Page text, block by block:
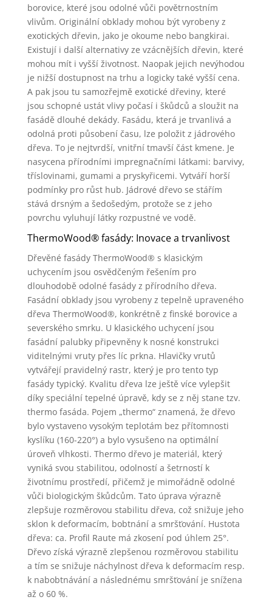
borovice, které jsou odolné vůči povětrnostním
vlivům. Originální obklady mohou být vyrobeny z
exotických dřevin, jako je okoume nebo bangkirai.
Existují i další alternativy ze vzácnějších dřevin, které
mohou mít i vyšší životnost. Naopak jejich nevýhodou
je nižší dostupnost na trhu a logicky také vyšší cena.
A pak jsou tu samozřejmě exotické dřeviny, které
jsou schopné ustát vlivy počasí i škůdců a sloužit na
fasádě dlouhé dekády. Fasádu, která je trvanlivá a
odolná proti působení času, lze položit z jádrového
dřeva. To je nejtvrdší, vnitřní tmavší část kmene. Je
nasycena přírodními impregnačními látkami: barvivy,
tříslovinami, gumami a pryskyřicemi. Vytváří horší
podmínky pro růst hub. Jádrové dřevo se stářím
stává drsným a šedošedým, protože se z jeho
povrchu vyluhují látky rozpustné ve vodě.
ThermoWood® fasády: Inovace a trvanlivost
Dřevěné fasády ThermoWood® s klasickým
uchycením jsou osvědčeným řešením pro
dlouhodobě odolné fasády z přírodního dřeva.
Fasádní obklady jsou vyrobeny z tepelně upraveného
dřeva ThermoWood®, konkrétně z finské borovice a
severského smrku. U klasického uchycení jsou
fasádní palubky připevněny k nosné konstrukci
viditelnými vruty přes líc prkna. Hlavičky vrutů
vytvářejí pravidelný rastr, který je pro tento typ
fasády typický. Kvalitu dřeva lze ještě více vylepšit
díky speciální tepelné úpravě, kdy se z něj stane tzv.
thermo fasáda. Pojem „thermo“ znamená, že dřevo
bylo vystaveno vysokým teplotám bez přítomnosti
kyslíku (160-220°) a bylo vysušeno na optimální
úroveň vlhkosti. Thermo dřevo je materiál, který
vyniká svou stabilitou, odolností a šetrností k
životnímu prostředí, přičemž je mimořádně odolné
vůči biologickým škůdcům. Tato úprava výrazně
zlepšuje rozměrovou stabilitu dřeva, což snižuje jeho
sklon k deformacím, bobtnání a smršťování. Hustota
dřeva: ca. Profil Raute má zkosení pod úhlem 25°.
Dřevo získá výrazně zlepšenou rozměrovou stabilitu
a tím se snižuje náchylnost dřeva k deformacím resp.
k nabobtnávání a následnému smršťování je snížena
až o 60 %.